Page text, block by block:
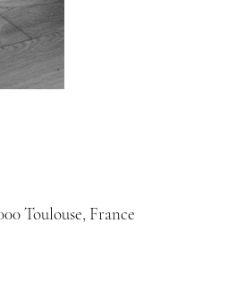
Toulouse, France